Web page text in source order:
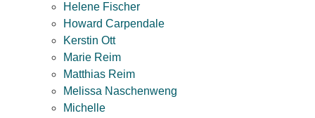
Helene Fischer
Howard Carpendale
Kerstin Ott
Marie Reim
Matthias Reim
Melissa Naschenweng
Michelle